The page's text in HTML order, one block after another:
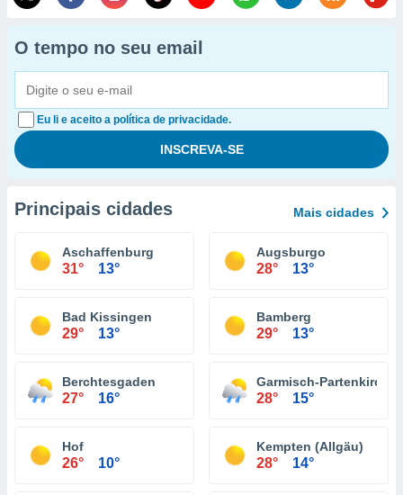
O tempo no seu email
Eu li e aceito a política de privacidade.
Principais cidades Mais cidades
Aschaffenburg
31° 13°
Augsburgo
28° 13°
Bad Kissingen
29° 13°
Bamberg
29° 13°
Berchtesgaden
27° 16°
Garmisch-
28° 15°
Hof
26° 10°
Kempten (Allgäu)
28° 14°